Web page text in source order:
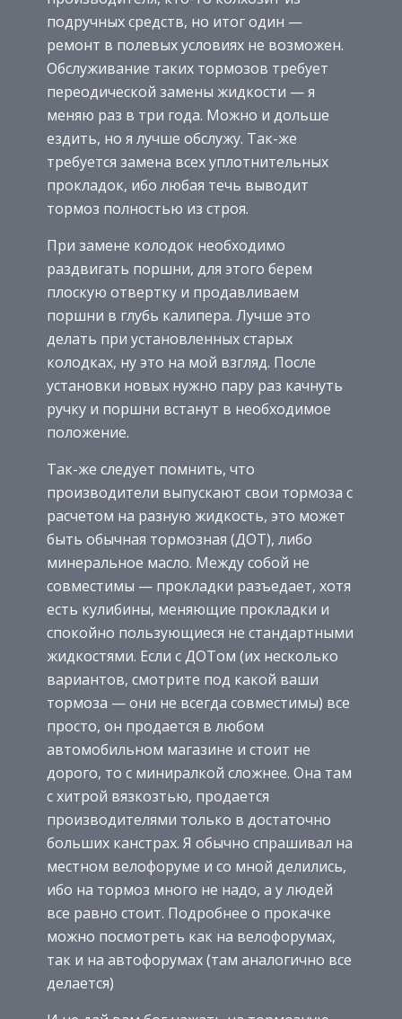
подручных средств, но итог один —
ремонт в полевых условиях не возможен.
Обслуживание таких тормозов требует
переодической замены жидкости — я
меняю раз в три года. Можно и дольше
ездить, но я лучше обслужу. Так-же
требуется замена всех уплотнительных
прокладок, ибо любая течь выводит
тормоз полностью из строя.
При замене колодок необходимо
раздвигать поршни, для этого берем
плоскую отвертку и продавливаем
поршни в глубь калипера. Лучше это
делать при установленных старых
колодках, ну это на мой взгляд. После
установки новых нужно пару раз качнуть
ручку и поршни встанут в необходимое
положение.
Так-же следует помнить, что
производители выпускают свои тормоза с
расчетом на разную жидкость, это может
быть обычная тормозная (ДОТ), либо
минеральное масло. Между собой не
совместимы — прокладки разъедает, хотя
есть кулибины, меняющие прокладки и
спокойно пользующиеся не стандартными
жидкостями. Если с ДОТом (их несколько
вариантов, смотрите под какой ваши
тормоза — они не всегда совместимы) все
просто, он продается в любом
автомобильном магазине и стоит не
дорого, то с миниралкой сложнее. Она там
с хитрой вязкозтью, продается
производителями только в достаточно
больших канстрах. Я обычно спрашивал на
местном велофоруме и со мной делились,
ибо на тормоз много не надо, а у людей
все равно стоит. Подробнее о прокачке
можно посмотреть как на велофорумах,
так и на автофорумах (там аналогично все
делается)